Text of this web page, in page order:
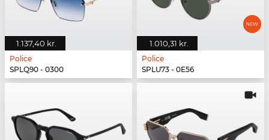
1.137,40 kr.
Police
SPLQ90 - 0300
1.010,31 kr.
Police
SPLU73 - 0E56